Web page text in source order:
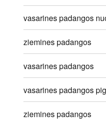
vasarines padangos
ziemines padangos
vasarines padangos
vasarines padangos
ziemines padangos